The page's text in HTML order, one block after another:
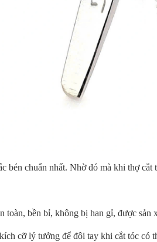
bén chuẩn nhất. Nhờ đó mà khi thợ
toàn, bền bỉ, không bị han gỉ, được sản
cỡ lý tưởng để đôi tay khi cắt tóc có